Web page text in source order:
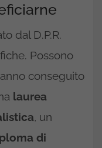
dal D.P.R.
Possono
conseguito
laurea
, un
di